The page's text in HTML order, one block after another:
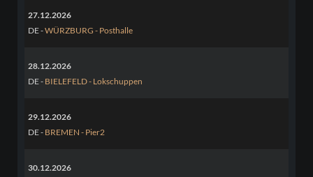
27.12.2026
DE -WÜRZBURG - Posthalle
28.12.2026
DE - BIELEFELD - Lokschuppen
29.12.2026
DE - BREMEN - Pier2
30.12.2026